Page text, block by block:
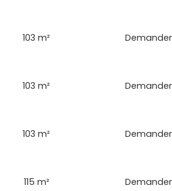
103 m²
103 m²
103 m²
115 m²